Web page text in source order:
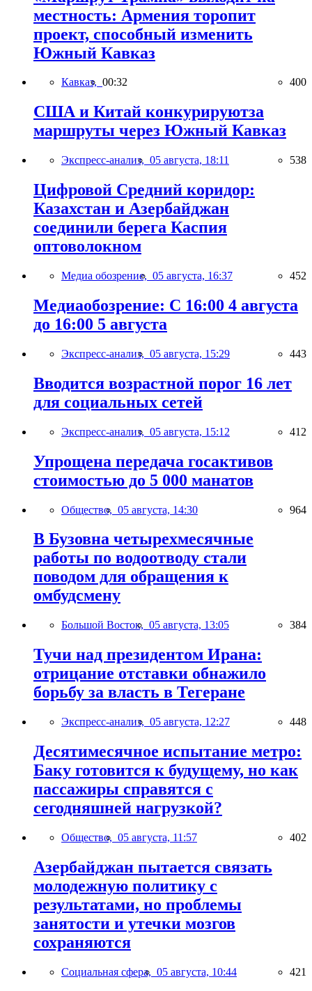
местность: Армения торопит
проект, способный изменить
Южный Кавказ
Кавказ, 00:32 400
США и Китай конкурируютза
маршруты через Южный Кавказ
Экспресс-анализ, 05 августа, 18:11 538
Цифровой Средний коридор:
Казахстан и Азербайджан
соединили берега Каспия
оптоволокном
Медиа обозрение, 05 августа, 16:37 452
Медиаобозрение: С 16:00 4 августа
до 16:00 5 августа
Экспресс-анализ, 05 августа, 15:29 443
Вводится возрастной порог 16 лет
для социальных сетей
Экспресс-анализ, 05 августа, 15:12 412
Упрощена передача госактивов
стоимостью до 5 000 манатов
Общество, 05 августа, 14:30 964
В Бузовна четырехмесячные
работы по водоотводу стали
поводом для обращения к
омбудсмену
Большой Восток, 05 августа, 13:05 384
Тучи над президентом Ирана:
отрицание отставки обнажило
борьбу за власть в Тегеране
Экспресс-анализ, 05 августа, 12:27 448
Десятимесячное испытание метро:
Баку готовится к будущему, но как
пассажиры справятся с
сегодняшней нагрузкой?
Общество, 05 августа, 11:57 402
Азербайджан пытается связать
молодежную политику с
результатами, но проблемы
занятости и утечки мозгов
сохраняются
Социальная сфера, 05 августа, 10:44 421